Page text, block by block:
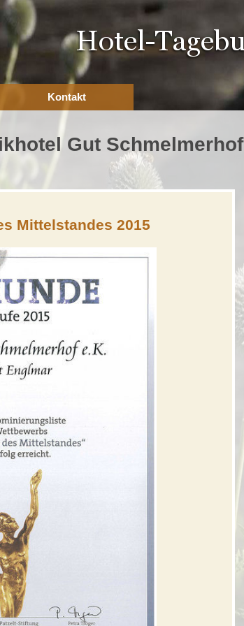
Kontakt
Gut Schmelmerhof
Mittelstandes 2015